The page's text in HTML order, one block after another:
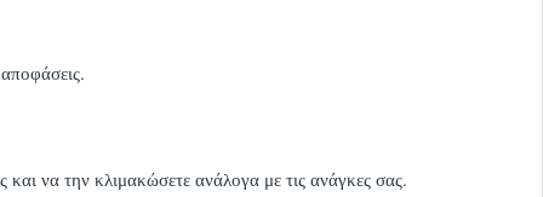
να την κλιμακώσετε ανάλογα με τις ανάγκες σας.